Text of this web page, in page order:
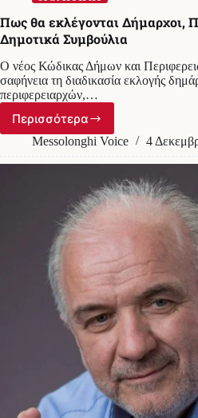
Πως θα εκλέγονται Δήμαρχοι,
Δημοτικά Συμβούλια
Ο νέος Κώδικας Δήμων και
σαφήνεια τη διαδικασία εκλογής
περιφερειαρχών,…
Περισσότερα
Πως
θα
Περιφερειάρχες
και
Δημοτικά
Συμβούλια
Messolonghi Voice 4